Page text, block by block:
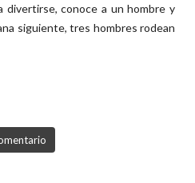
divertirse, conoce a un hombre y
siguiente, tres hombres rodean